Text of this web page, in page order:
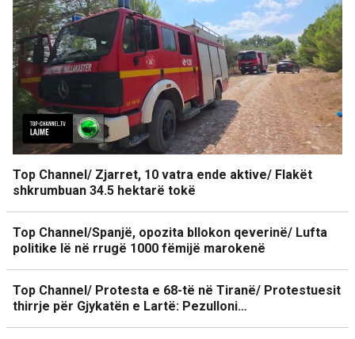
Top Channel/ Zjarret, 10 vatra ende aktive/ Flakët
shkrumbuan 34.5 hektarë tokë
Top Channel/Spanjë, opozita bllokon qeverinë/ Lufta
politike lë në rrugë 1000 fëmijë marokenë
Top Channel/ Protesta e 68-të në Tiranë/ Protestuesit
thirrje për Gjykatën e Lartë: Pezulloni…